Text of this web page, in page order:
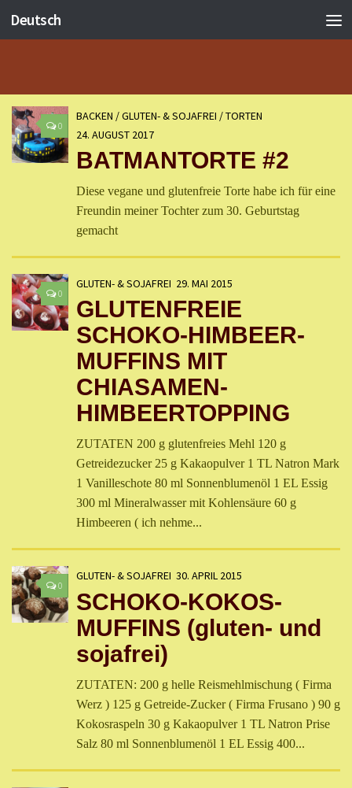
Deutsch
0
BACKEN /GLUTEN- & SOJAFREI /TORTEN
24. AUGUST 2017
BATMANTORTE #2
Diese vegane und glutenfreie Torte habe ich für eine
Freundin meiner Tochter zum 30. Geburtstag
gemacht
0
GLUTEN- & SOJAFREI 29. MAI 2015
GLUTENFREIE
SCHOKO-HIMBEER-
MUFFINS MIT
CHIASAMEN-
HIMBEERTOPPING
ZUTATEN 200 g glutenfreies Mehl 120 g
Getreidezucker 25 g Kakaopulver 1 TL Natron Mark
1 Vanilleschote 80 ml Sonnenblumenöl 1 EL Essig
300 ml Mineralwasser mit Kohlensäure 60 g
Himbeeren ( ich nehme...
0
GLUTEN- & SOJAFREI 30. APRIL 2015
SCHOKO-KOKOS-
MUFFINS (gluten- und
sojafrei)
ZUTATEN: 200 g helle Reismehlmischung ( Firma
Werz ) 125 g Getreide-Zucker ( Firma Frusano ) 90 g
Kokosraspeln 30 g Kakaopulver 1 TL Natron Prise
Salz 80 ml Sonnenblumenöl 1 EL Essig 400...